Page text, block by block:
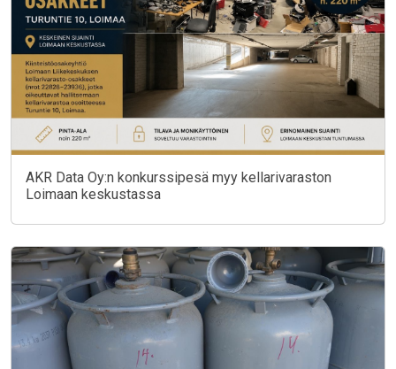
AKR Data Oy:n konkurssipesä myy kellarivaraston
Loimaan keskustassa